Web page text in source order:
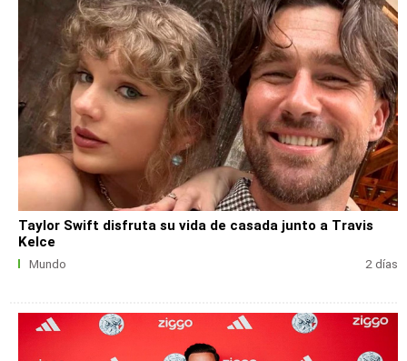
Taylor Swift disfruta su vida de casada junto a Travis
Kelce
Mundo 2 días